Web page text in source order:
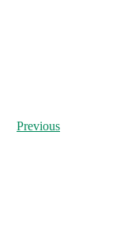
Previous